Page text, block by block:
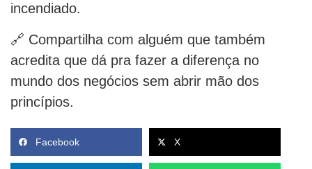
incendiado.
🔗 Compartilha com alguém que também
acredita que dá pra fazer a diferença no
mundo dos negócios sem abrir mão dos
princípios.
Facebook X